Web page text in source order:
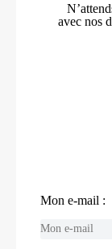
avec nos
Mon e-mail :